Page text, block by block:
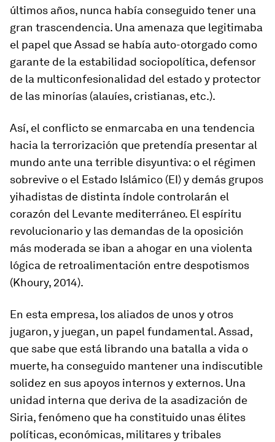
últimos años, nunca había conseguido tener una
gran trascendencia. Una amenaza que legitimaba
el papel que Assad se había auto-otorgado como
garante de la estabilidad sociopolítica, defensor
de la multiconfesionalidad del estado y protector
de las minorías (alauíes, cristianas, etc.).
Así, el conflicto se enmarcaba en una tendencia
hacia la terrorización que pretendía presentar al
mundo ante una terrible disyuntiva: o el régimen
sobrevive o el Estado Islámico (EI) y demás grupos
yihadistas de distinta índole controlarán el
corazón del Levante mediterráneo. El espíritu
revolucionario y las demandas de la oposición
más moderada se iban a ahogar en una violenta
lógica de retroalimentación entre despotismos
(Khoury, 2014).
En esta empresa, los aliados de unos y otros
jugaron, y juegan, un papel fundamental. Assad,
que sabe que está librando una batalla a vida o
muerte, ha conseguido mantener una indiscutible
solidez en sus apoyos internos y externos. Una
unidad interna que deriva de la asadización de
Siria, fenómeno que ha constituido unas élites
políticas, económicas, militares y tribales